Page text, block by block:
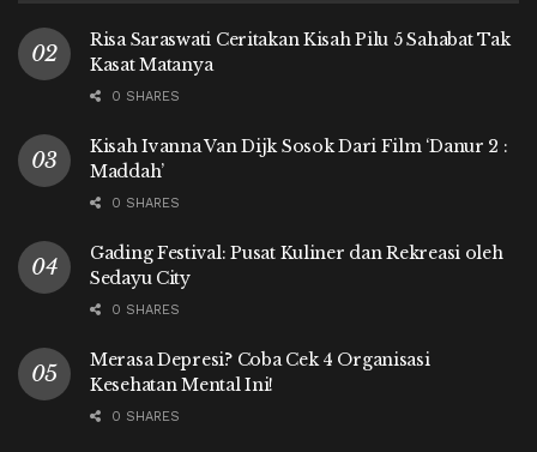
Risa Saraswati Ceritakan Kisah Pilu 5 Sahabat Tak
Kasat Matanya
0 SHARES
Kisah Ivanna Van Dijk Sosok Dari Film ‘Danur 2 :
Maddah’
0 SHARES
Gading Festival: Pusat Kuliner dan Rekreasi oleh
Sedayu City
0 SHARES
Merasa Depresi? Coba Cek 4 Organisasi
Kesehatan Mental Ini!
0 SHARES